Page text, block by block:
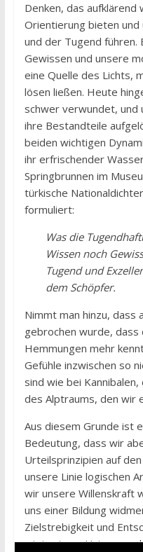
Denken, das
Orientierung bieten
und der Tugend führen.
Gewissen und unsere
eine Quelle des Lichts,
lösen ließen. Heute
schwer verwundet, und
ihre Bestandteile
beiden wichtigen
ihr erfrischender
Springbrunnen im
türkische
formuliert:
Was die
Wissen noch
Tugend und
dem Schöpfer.
Nimmt man hinzu, dass
gebrochen wurde, dass
Hemmungen mehr
Gefühle inzwischen so
sind wie bei
des Alptraums, den wir
Aus diesem Grunde ist
Bedeutung, dass wir
Urteilsprinzipien auf
unsere Linie logischen
wir unsere Willenskraft
uns einer Bildung
Zielstrebigkeit und
wir in einem Universum